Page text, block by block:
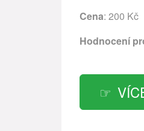
Cena: 200 Kč
Hodnocení